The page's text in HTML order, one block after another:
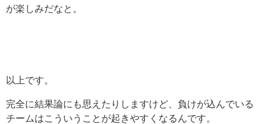
が楽しみだなと。
以上です。
完全に結果論にも思えたりしますけど、負けが込んでいる
チームはこういうことが起きやすくなるんです。